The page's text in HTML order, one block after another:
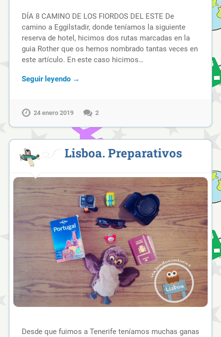
DÍA 8 CAMINO DE LOS FIORDOS DEL ESTE De
camino a Eggilstadir, donde teníamos la siguiente
reserva de hotel, hicimos dos rutas marcadas en la
guia Rother que os hemos nombrado tantas veces en
este artículo. En este caso hicimos…
Seguir leyendo →
24 enero 2019 2
Lisboa. Preparativos
Desde que fuimos a Tenerife teníamos muchas ganas